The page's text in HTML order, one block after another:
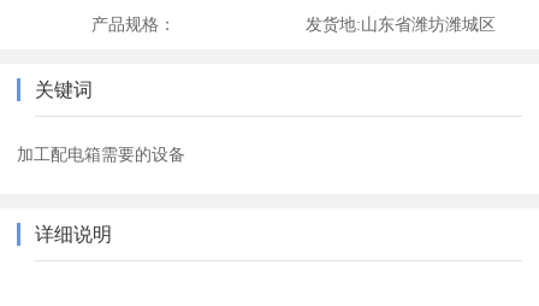
产品规格： 发货地:山东省潍坊潍城区
关键词
加工配电箱需要的设备
详细说明